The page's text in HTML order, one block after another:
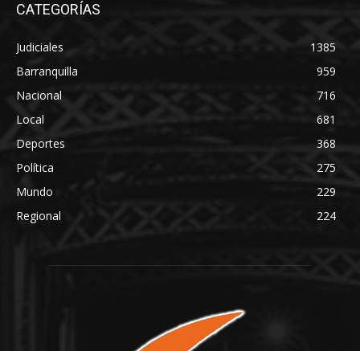
CATEGORÍAS
Judiciales
1385
Barranquilla
959
Nacional
716
Local
681
Deportes
368
Política
275
Mundo
229
Regional
224